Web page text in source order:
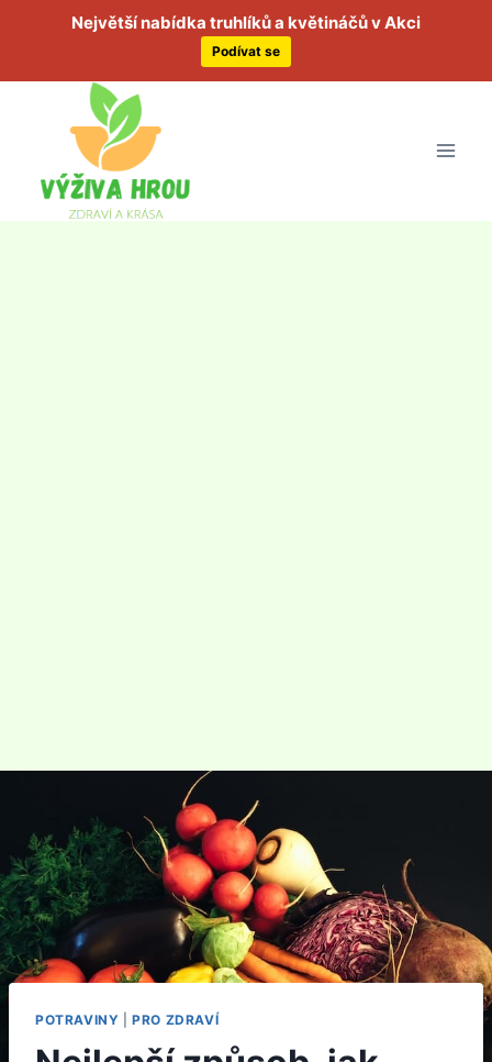
POTRAVINY |PRO ZDRAVÍ
Největší nabídka truhlíků a květináčů v Akci
Podívat se